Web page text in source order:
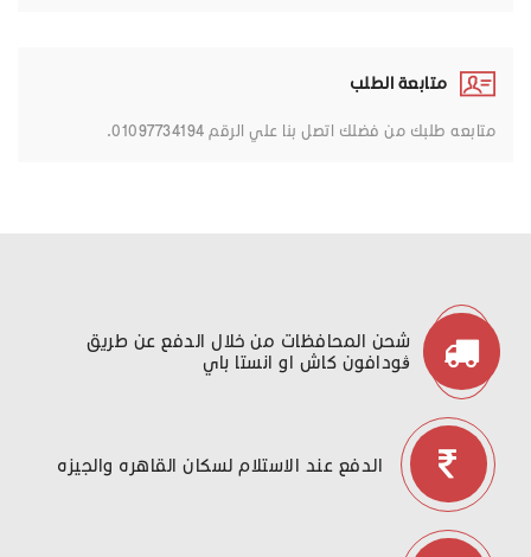
متابعة الطلب
متابعه طلبك من فضلك اتصل بنا علي الرقم 01097734194.
شحن المحافظات من خلال الدفع عن طريق
ڤودافون كاش او انستا باي
الدفع عند الاستلام لسكان القاهره والجيزه